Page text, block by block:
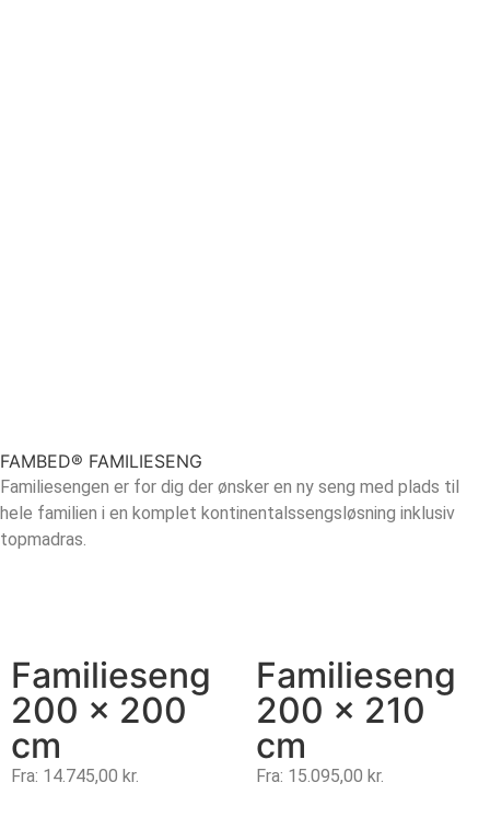
FAMBED® FAMILIESENG
Familiesengen er for dig der ønsker en ny seng med plads til
hele familien i en komplet kontinentalssengsløsning inklusiv
topmadras.
Familieseng
200 x 200
cm
Fra: 14.745,00 kr.
Familieseng
200 x 210
cm
Fra: 15.095,00 kr.